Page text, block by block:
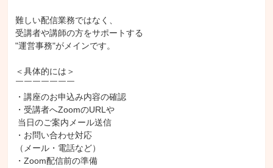
難しい配信業務ではなく、
受講者や講師の方をサポートする
"運営事務"がメインです。
＜具体的には＞
￣￣￣￣￣￣￣
・講座のお申込み内容の確認
・受講者へZoomのURLや
・お問い合わせ対応
（メール・電話など）
・Zoom配信前の準備